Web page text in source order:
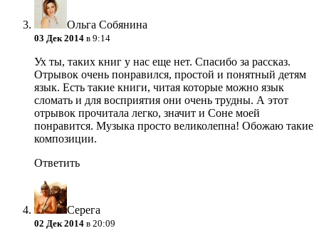
Ольга Собянина
03 Дек 2014 в 9:14
Ух ты, таких книг у нас еще нет. Спасибо за рассказ.
Отрывок очень понравился, простой и понятный детям
язык. Есть такие книги, читая которые можно язык
сломать и для восприятия они очень трудны. А этот
отрывок прочитала легко, значит и Соне моей
понравится. Музыка просто великолепна! Обожаю такие
композиции.
Ответить
Серега
02 Дек 2014 в 20:09